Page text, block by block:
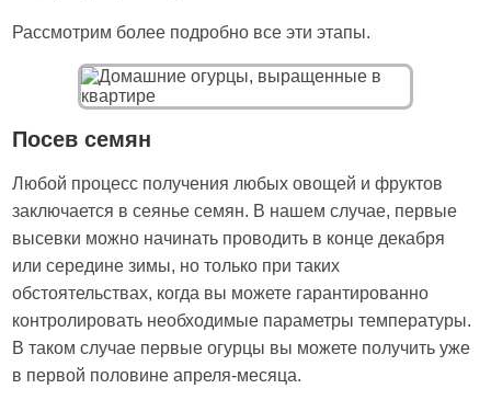
Рассмотрим более подробно все эти этапы.
Посев семян
Любой процесс получения любых овощей и фруктов
заключается в сеянье семян. В нашем случае, первые
высевки можно начинать проводить в конце декабря
или середине зимы, но только при таких
обстоятельствах, когда вы можете гарантированно
контролировать необходимые параметры температуры.
В таком случае первые огурцы вы можете получить уже
в первой половине апреля-месяца.